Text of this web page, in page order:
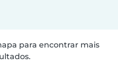
para encontrar mais